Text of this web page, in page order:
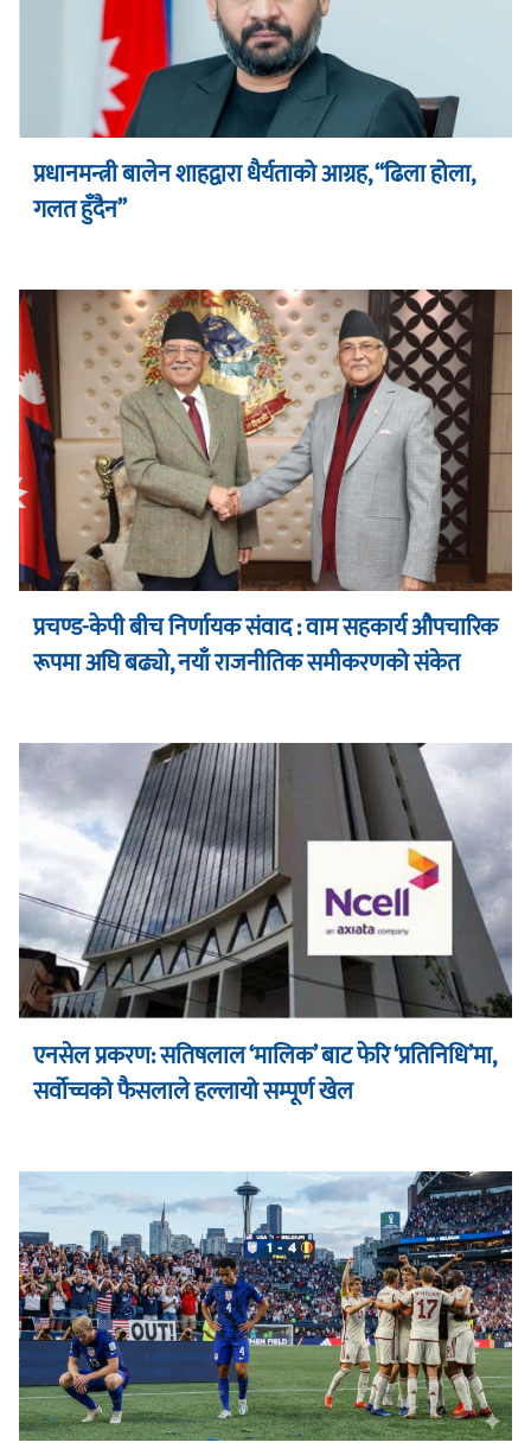
प्रधानमन्त्री बालेन शाहद्वारा धैर्यताको आग्रह, “ढिला होला,
गलत हुँदैन”
प्रचण्ड-केपी बीच निर्णायक संवाद : वाम सहकार्य औपचारिक
रूपमा अघि बढ्यो, नयाँ राजनीतिक समीकरणको संकेत
एनसेल प्रकरण: सतिषलाल ‘मालिक’ बाट फेरि ‘प्रतिनिधि’मा,
सर्वोच्चको फैसलाले हल्लायो सम्पूर्ण खेल